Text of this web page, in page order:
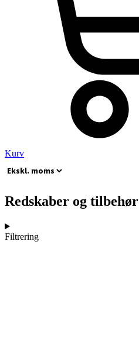
Kurv
Redskaber og tilbehør
Filtrering